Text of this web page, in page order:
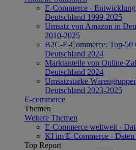
E-Commerce - Entwicklung
Deutschland 1999-2025
Umsatz von Amazon in
2010-2025
B2C-E-Commerce: Top-50
Deutschland 2024
Marktanteile von Online-
Deutschland 2024
Umsatzstarke
Deutschland 2023-2025
E-commerce
Themen
Weitere Themen
E-Commerce weltweit -
KI im E-Commerce -
Top Report